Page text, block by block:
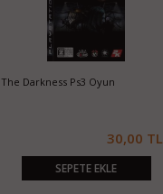
The Darkness Ps3 Oyun
30,00 TL
SEPETE EKLE